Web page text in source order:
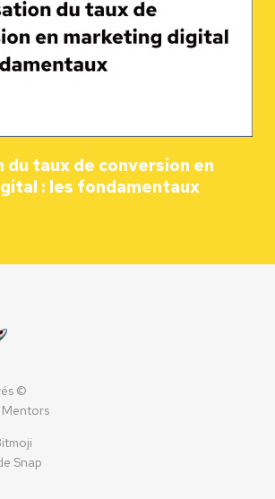
taux de conversion en
: les fondamentaux
©
Snap